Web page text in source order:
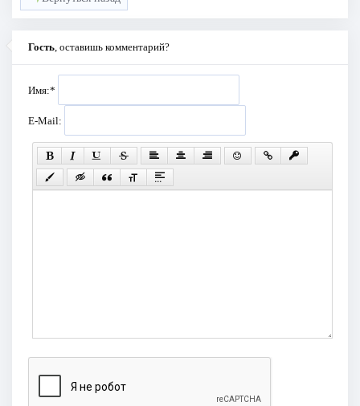
Гость , оставишь комментарий?
Имя:*
E-Mail: